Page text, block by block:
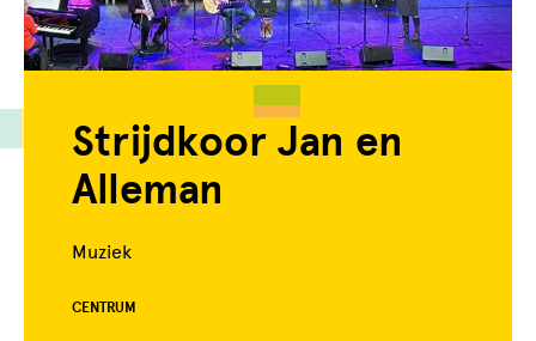
Strijdkoor Jan en
Alleman
Muziek
CENTRUM